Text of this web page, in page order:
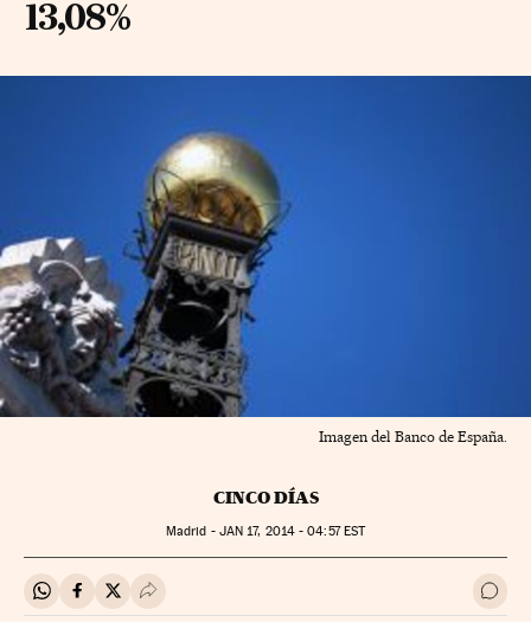
13,08%
Imagen del Banco de España.
CINCO DÍAS
Madrid - JAN 17, 2014 - 04:57EST
Compartir en Whatsapp
Compartir en Facebook
Compartir en Twitter
Desplegar Redes Sociales Ir a